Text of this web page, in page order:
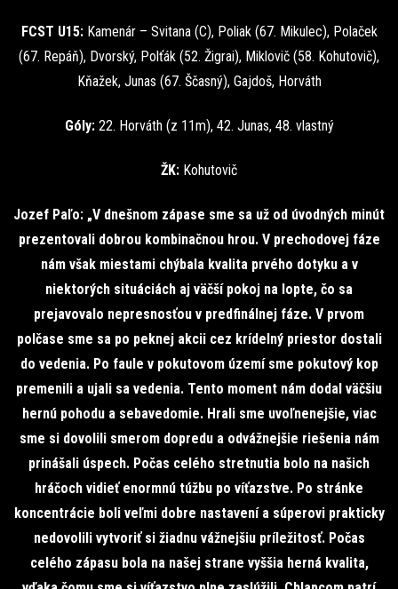
FCST U15: Kamenár – Svitana (C), Poliak (67. Mikulec), Polaček
(67. Repáň), Dvorský, Polťák (52. Žigrai), Miklovič (58. Kohutovič),
Kňažek, Junas (67. Ščasný), Gajdoš, Horváth
Góly: 22. Horváth (z 11m), 42. Junas, 48. vlastný
ŽK: Kohutovič
Jozef Paľo: „V dnešnom zápase sme sa už od úvodných minút
prezentovali dobrou kombinačnou hrou. V prechodovej fáze
nám však miestami chýbala kvalita prvého dotyku a v
niektorých situáciách aj väčší pokoj na lopte, čo sa
prejavovalo nepresnosťou v predfinálnej fáze. V prvom
polčase sme sa po peknej akcii cez krídelný priestor dostali
do vedenia. Po faule v pokutovom území sme pokutový kop
premenili a ujali sa vedenia. Tento moment nám dodal väčšiu
hernú pohodu a sebavedomie. Hrali sme uvoľnenejšie, viac
sme si dovolili smerom dopredu a odvážnejšie riešenia nám
prinášali úspech. Počas celého stretnutia bolo na našich
hráčoch vidieť enormnú túžbu po víťazstve. Po stránke
koncentrácie boli veľmi dobre nastavení a súperovi prakticky
nedovolili vytvoriť si žiadnu vážnejšiu príležitosť. Počas
celého zápasu bola na našej strane vyššia herná kvalita,